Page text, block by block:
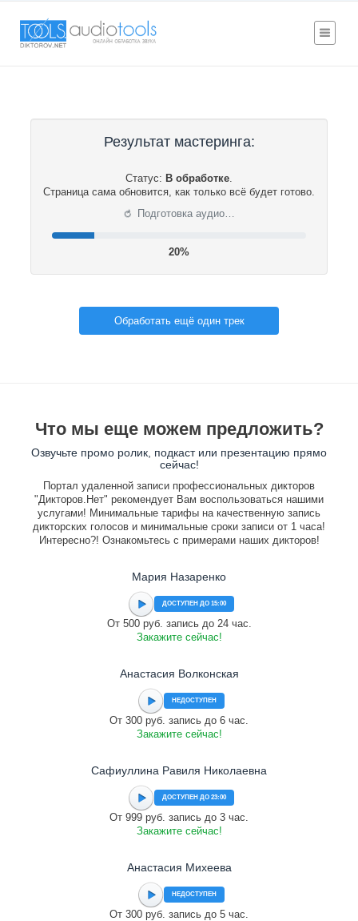
Результат мастеринга:
Статус: В обработке.
Страница сама обновится, как только всё будет готово.
⟳ Подготовка аудио…
20%
Обработать ещё один трек
Что мы еще можем предложить?
Озвучьте промо ролик, подкаст или презентацию прямо
сейчас!
Портал удаленной записи профессиональных дикторов
"Дикторов.Нет" рекомендует Вам воспользоваться нашими
услугами! Минимальные тарифы на качественную запись
дикторских голосов и минимальные сроки записи от 1 часа!
Интересно?! Ознакомьтесь с примерами наших дикторов!
Мария Назаренко
ДОСТУПЕН ДО 15:00
От 500 руб. запись до 24 час.
Закажите сейчас!
Анастасия Волконская
НЕДОСТУПЕН
От 300 руб. запись до 6 час.
Закажите сейчас!
Сафиуллина Равиля Николаевна
ДОСТУПЕН ДО 23:00
От 999 руб. запись до 3 час.
Закажите сейчас!
Анастасия Михеева
НЕДОСТУПЕН
От 300 руб. запись до 5 час.